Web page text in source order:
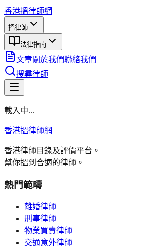
香港搵律師網
搵律師
法律指南
文章關於我們聯絡我們
搜尋律師
載入中...
香港搵律師網
香港律師目錄及評價平台。
幫你搵到合適的律師。
熱門範疇
離婚律師
刑事律師
物業買賣律師
交通意外律師